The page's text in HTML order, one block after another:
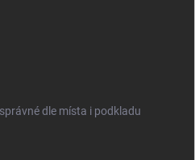
dle místa i podkladu